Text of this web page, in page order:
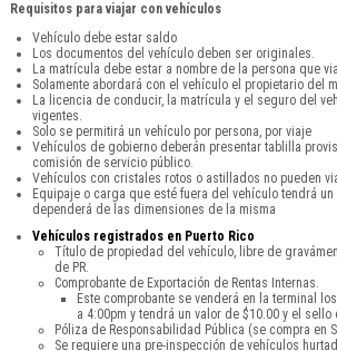
Requisitos para viajar con vehículos
Vehículo debe estar saldo
Los documentos del vehículo deben ser originales.
La matrícula debe estar a nombre de la persona que
Solamente abordará con el vehículo el propietario del
La licencia de conducir, la matrícula y el seguro del
vigentes.
Solo se permitirá un vehículo por persona, por viaje
Vehículos de gobierno deberán presentar tablilla
comisión de servicio público.
Vehículos con cristales rotos o astillados no pueden
Equipaje o carga que esté fuera del vehículo tendrá
dependerá de las dimensiones de la misma
Vehículos registrados en Puerto Rico
Título de propiedad del vehículo, libre de
de PR.
Comprobante de Exportación de Rentas Internas.
Este comprobante se venderá en la terminal
a 4:00pm y tendrá un valor de $10.00 y el sello
Póliza de Responsabilidad Pública (se compra en
Se requiere una pre-inspección de vehículos